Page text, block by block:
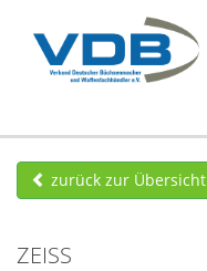
zurück zur Übersicht
ZEISS